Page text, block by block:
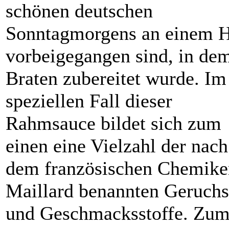
schönen deutschen
Sonntagmorgens an einem
vorbeigegangen sind, in
Braten zubereitet wurde. Im
speziellen Fall dieser
Rahmsauce bildet sich zum
einen eine Vielzahl der nach
dem französischen
Maillard benannten
und Geschmacksstoffe.